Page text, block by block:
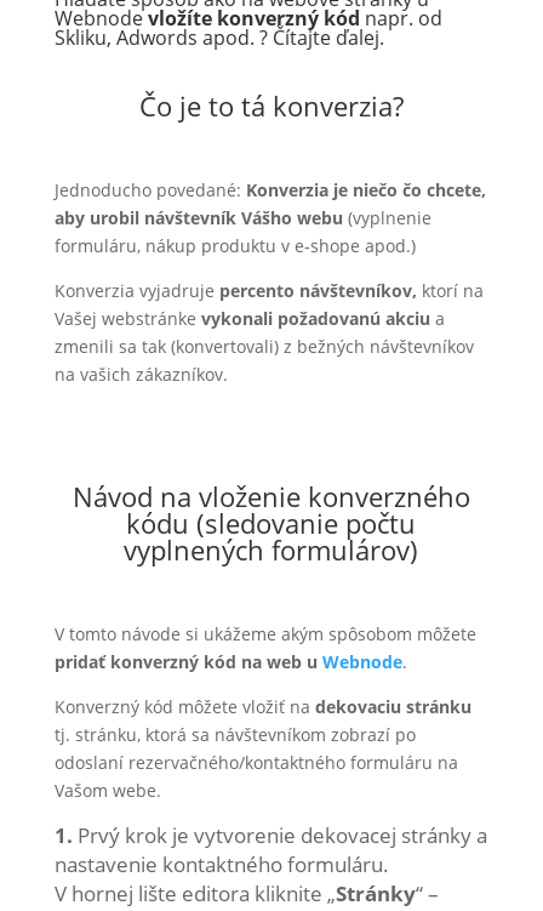
Webnodevložíte konverzný kód napr. od
Skliku, Adwords apod. ? Čítajte ďalej.
Čo je to tá konverzia?
Jednoducho povedané: Konverzia je niečo čo chcete,
aby urobil návštevník Vášho webu (vyplnenie
formuláru, nákup produktu v e-shope apod.)
Konverzia vyjadruje percento návštevníkov, ktorí na
Vašej webstránke vykonali požadovanú akciu a
zmenili sa tak (konvertovali) z bežných návštevníkov
na vašich zákazníkov.
Návod na vloženie konverzného
kódu (sledovanie počtu
vyplnených formulárov)
V tomto návode si ukážeme akým spôsobom môžete
pridať konverzný kód na web u Webnode.
Konverzný kód môžete vložiť na dekovaciu stránku
tj. stránku, ktorá sa návštevníkom zobrazí po
odoslaní rezervačného/kontaktného formuláru na
Vašom webe.
1. Prvý krok je vytvorenie dekovacej stránky a
nastavenie kontaktného formuláru.
V hornej lište editora kliknite „Stránky“ –